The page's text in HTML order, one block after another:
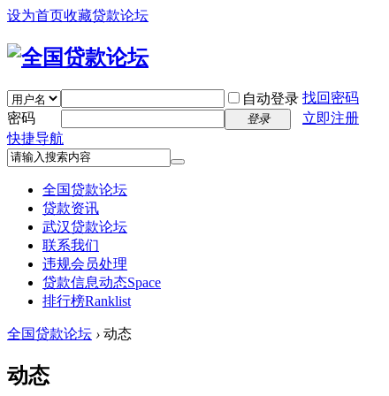
设为首页收藏贷款论坛
自动登录 找回密码
密码
登录
立即注册
快捷导航
全国贷款论坛
贷款资讯
武汉贷款论坛
联系我们
违规会员处理
贷款信息动态Space
排行榜Ranklist
全国贷款论坛 › 动态
动态